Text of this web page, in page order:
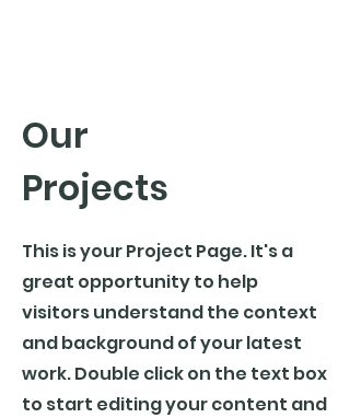
Our
Projects
This is your Project Page. It's a
great opportunity to help
visitors understand the context
and background of your latest
work. Double click on the text box
to start editing your content and